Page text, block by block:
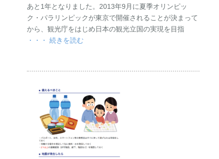
あと1年となりました。2013年9月に夏季オリンピッ
ク・パラリンピックが東京で開催されることが決まって
から、観光庁をはじめ日本の観光立国の実現を目指
・・・ 続きを読む